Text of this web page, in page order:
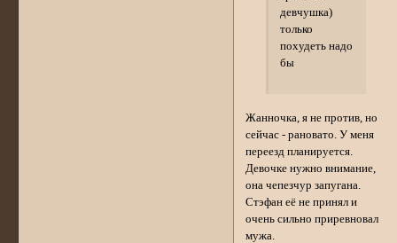
девчушка)
только
похудеть надо
бы
Жанночка, я не против, но
сейчас - рановато. У меня
переезд планируется.
Девочке нужно внимание,
она чепезчур запугана.
Стэфан её не принял и
очень сильно приревновал
мужа.